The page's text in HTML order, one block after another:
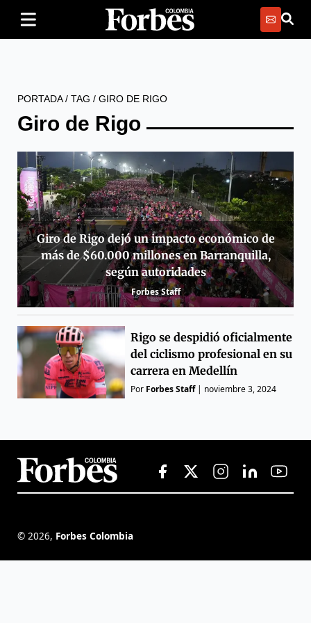
PORTADA/ TAG / GIRO DE RIGO
Giro de Rigo
Giro de Rigo dejó un impacto económico de
más de $60.000 millones en Barranquilla,
según autoridades
Forbes Staff
Rigo se despidió oficialmente
del ciclismo profesional en su
carrera en Medellín
Por Forbes Staff| noviembre 3, 2024
© 2026, Forbes Colombia